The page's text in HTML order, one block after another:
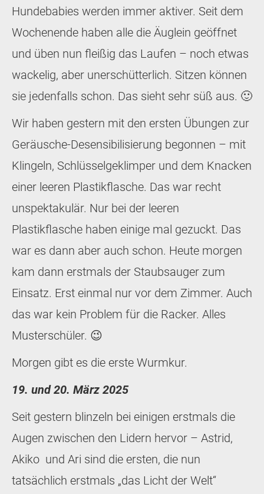
Hundebabies werden immer aktiver. Seit dem
Wochenende haben alle die Äuglein geöffnet
und üben nun fleißig das Laufen – noch etwas
wackelig, aber unerschütterlich. Sitzen können
sie jedenfalls schon. Das sieht sehr süß aus. 🙂
Wir haben gestern mit den ersten Übungen zur
Geräusche-Desensibilisierung begonnen – mit
Klingeln, Schlüsselgeklimper und dem Knacken
einer leeren Plastikflasche. Das war recht
unspektakulär. Nur bei der leeren
Plastikflasche haben einige mal gezuckt. Das
war es dann aber auch schon. Heute morgen
kam dann erstmals der Staubsauger zum
Einsatz. Erst einmal nur vor dem Zimmer. Auch
das war kein Problem für die Racker. Alles
Musterschüler. 😉
Morgen gibt es die erste Wurmkur.
19. und 20. März 2025
Seit gestern blinzeln bei einigen erstmals die
Augen zwischen den Lidern hervor – Astrid,
Akiko und Ari sind die ersten, die nun
tatsächlich erstmals „das Licht der Welt“